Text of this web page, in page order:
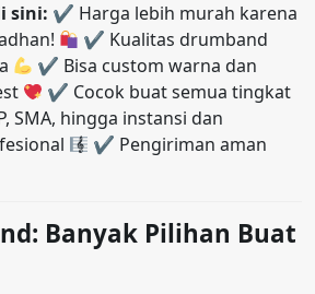
sini: ✔ Harga lebih murah karena
✔ Kualitas drumband
✔ Bisa custom warna dan
✔ Cocok buat semua tingkat
SMA, hingga instansi dan
✔ Pengiriman aman
Banyak Pilihan Buat